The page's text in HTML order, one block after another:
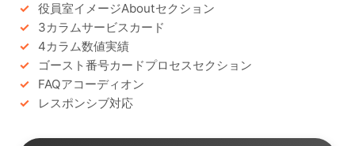
役員室イメージAboutセクション
3カラムサービスカード
4カラム数値実績
ゴースト番号カードプロセスセクション
FAQアコーディオン
レスポンシブ対応